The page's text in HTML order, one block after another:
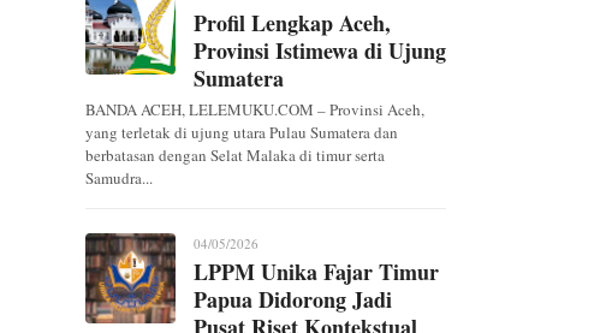
Profil Lengkap Aceh,
Provinsi Istimewa di Ujung
Sumatera
BANDA ACEH, LELEMUKU.COM – Provinsi Aceh,
yang terletak di ujung utara Pulau Sumatera dan
berbatasan dengan Selat Malaka di timur serta
Samudra...
04/05/2026
LPPM Unika Fajar Timur
Papua Didorong Jadi